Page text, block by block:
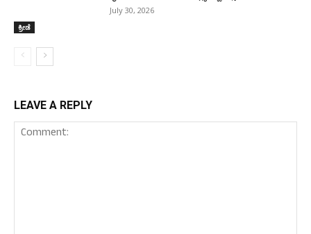
ಕ್ರೀಡೆ
July 30, 2026
LEAVE A REPLY